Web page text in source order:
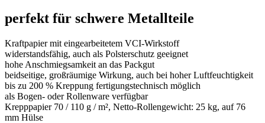
perfekt für schwere Metallteile
Kraftpapier mit eingearbeitetem VCI-Wirkstoff
widerstandsfähig, auch als Polsterschutz geeignet
hohe Anschmiegsamkeit an das Packgut
beidseitige, großräumige Wirkung, auch bei hoher Luftfeuchtigkeit
bis zu 200 % Kreppung fertigungstechnisch möglich
als Bogen- oder Rollenware verfügbar
Krepppapier 70 / 110 g / m², Netto-Rollengewicht: 25 kg, auf 76
mm Hülse